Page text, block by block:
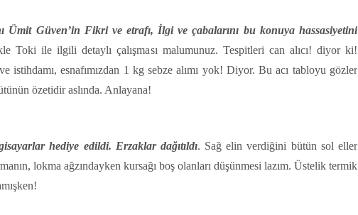
Ümit Güven’in Fikri ve etrafı, İlgi ve çabalarını bu konuya hassasiyetini
Toki ile ilgili detaylı çalışması malumunuz. Tespitleri can alıcı! diyor ki!
istihdamı, esnafımızdan 1 kgsebze alımı yok! Diyor. Bu acı tabloyu gözler
özetidir aslında. Anlayana!
hediye edildi. Erzaklar dağıtıldı. Sağ elin verdiğini bütün sol eller
lokma ağzındayken kursağı boş olanları düşünmesi lazım. Üstelik termik